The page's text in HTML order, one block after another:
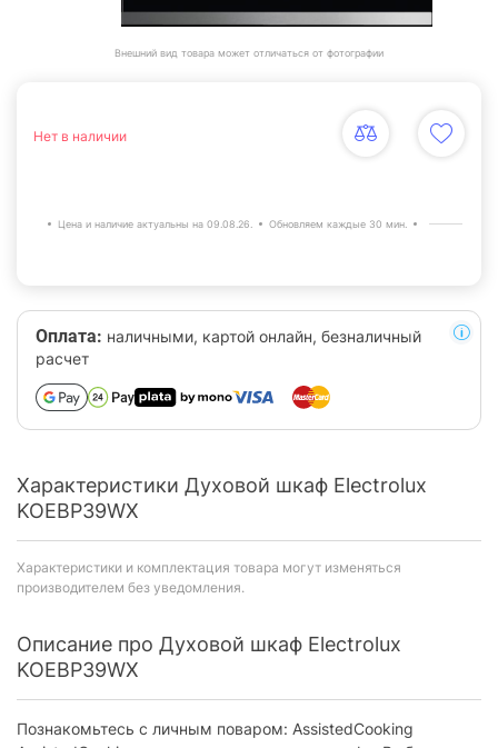
Внешний вид товара может отличаться от фотографии
Нет в наличии
Цена и наличие актуальны на 09.08.26. Обновляем каждые 30 мин.
Оплата: наличными, картой онлайн, безналичный
расчет
Характеристики Духовой шкаф Electrolux
KOEBP39WX
Характеристики и комплектация товара могут изменяться
производителем без уведомления.
Описание про Духовой шкаф Electrolux
KOEBP39WX
Познакомьтесь с личным поваром: AssistedCooking